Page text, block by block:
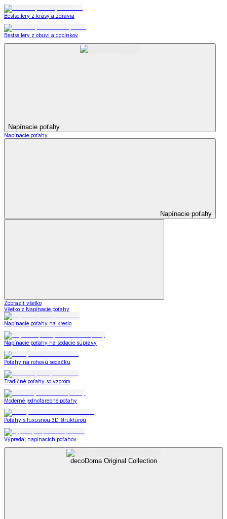
Bestsellery z krásy a zdravia
Bestsellery z obuvi a doplnkov
Napínacie poťahy
Napínacie poťahy
Napínacie poťahy
Zobraziť všetko
Všetko z Napínacie poťahy
Napínacie poťahy na kreslo
Napínacie poťahy na sedacie súpravy
Poťahy na rohovú sedačku
Tradičné poťahy so vzorom
Moderné jednofarebné poťahy
Poťahy s luxusnou 3D štruktúrou
Výpredaj napínacích poťahov
decoDoma Original Collection